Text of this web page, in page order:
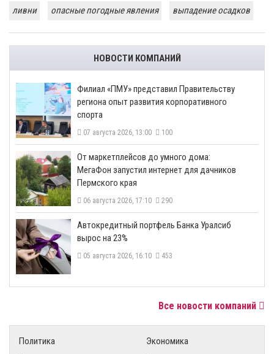
ливни
опасные погодные явления выпадение осадков
НОВОСТИ КОМПАНИЙ
​Филиал «ПМУ» представил Правительству
региона опыт развития корпоративного
спорта
07 августа 2026, 13:00 100
От маркетплейсов до умного дома:
МегаФон запустил интернет для дачников
Пермского края
06 августа 2026, 17:10 290
​Автокредитный портфель Банка Уралсиб
вырос на 23%
05 августа 2026, 16:10 453
Все новости компаний
Политика
Экономика